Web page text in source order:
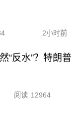
2小时前
“反水”？特朗普
阅读 12964